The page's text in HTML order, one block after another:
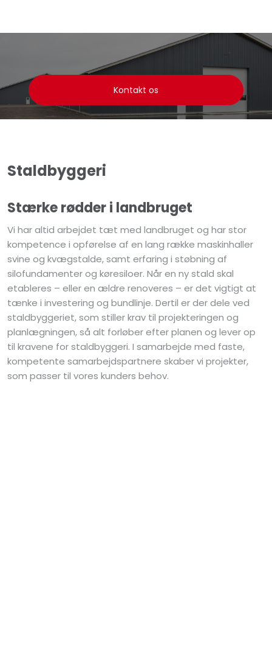
Kontakt os​
​Staldbyggeri
​Stærke rødder i landbruget
Vi har altid arbejdet tæt med landbruget og har stor
kompetence i opførelse af en lang række maskinhaller
svine og kvægstalde, samt erfaring i støbning af
silofundamenter og køresiloer. Når en ny stald skal
etableres – eller en ældre renoveres – er det vigtigt at
tænke i investering og bundlinje. Dertil er der dele ved
staldbyggeriet, som stiller krav til projekteringen og
planlægningen, så alt forløber efter planen og lever op
til kravene for staldbyggeri. I samarbejde med faste,
kompetente samarbejdspartnere skaber vi projekter,
som passer til vores kunders behov.